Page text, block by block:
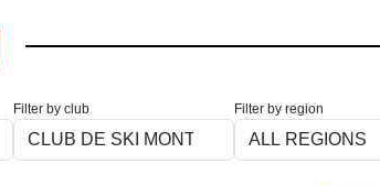
Filter by club Filter by region